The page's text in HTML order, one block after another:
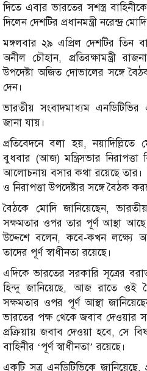
দিতে এবার ভারতের সশস্ত্র
দিলেন দেশটির প্রধানমন্ত্রী নরেন্দ্র
মঙ্গলবার ২৯ এপ্রিল দেশটির তিন
অনীল চৌহান, প্রতিরক্ষামন্ত্রী
উপদেষ্টা অজিত দোভালের সঙ্গে
দেন।
ভারতীয় সংবাদমাধ্যম
জানা যায়।
প্রতিবেদনে বলা হয়,
বুধবার (আজ) মন্ত্রিসভার
আলোচনায় বসার কথা রয়েছে তার।
ও নিরাপত্তা উপদেষ্টার সঙ্গে বৈঠক
বৈঠকে মোদি জানিয়েছেন, ভারতীয়
সক্ষমতার ওপর তার পূর্ণ আস্থা আছে।
উদ্দেশে বলেন, কবে-কখন লক্ষ্যে
তাদের পূর্ণ স্বাধীনতা রয়েছে।
এদিকে ভারতের সরকারি সূত্রের
হিন্দু জানিয়েছে, আজ রাতে ওই
সক্ষমতার ওপর পূর্ণ আস্থা
ভারতের পক্ষ থেকে জবাব দেওয়ার
প্রক্রিয়ায় জবাব দেওয়া হবে, সে
বাহিনীর ‘পূর্ণ স্বাধীনতা’ রয়েছে।
একটি সূত্র এনডিটিভিকে জানিয়েছে,